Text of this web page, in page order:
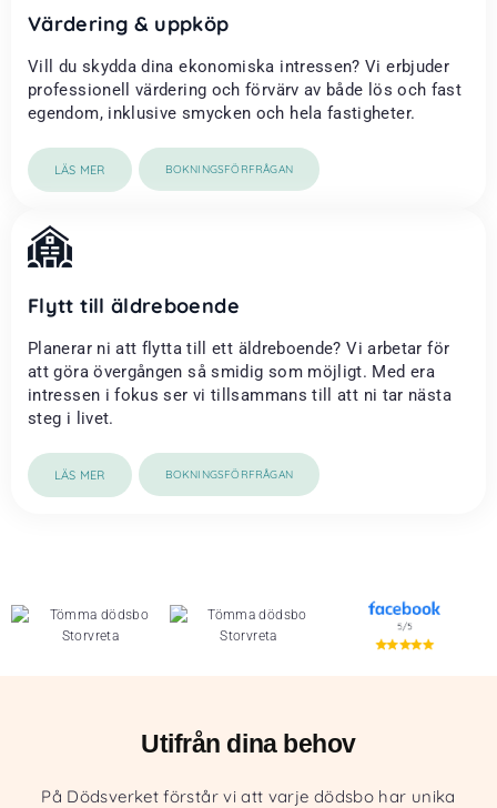
Värdering & uppköp
Vill du skydda dina ekonomiska intressen? Vi erbjuder
professionell värdering och förvärv av både lös och fast
egendom, inklusive smycken och hela fastigheter.
LÄS MER BOKNINGSFÖRFRÅGAN
Flytt till äldreboende
Planerar ni att flytta till ett äldreboende? Vi arbetar för
att göra övergången så smidig som möjligt. Med era
intressen i fokus ser vi tillsammans till att ni tar nästa
steg i livet.
LÄS MER BOKNINGSFÖRFRÅGAN
Utifrån dina behov
På Dödsverket förstår vi att varje dödsbo har unika